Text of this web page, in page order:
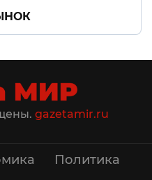
gazetamir.ru
Политика